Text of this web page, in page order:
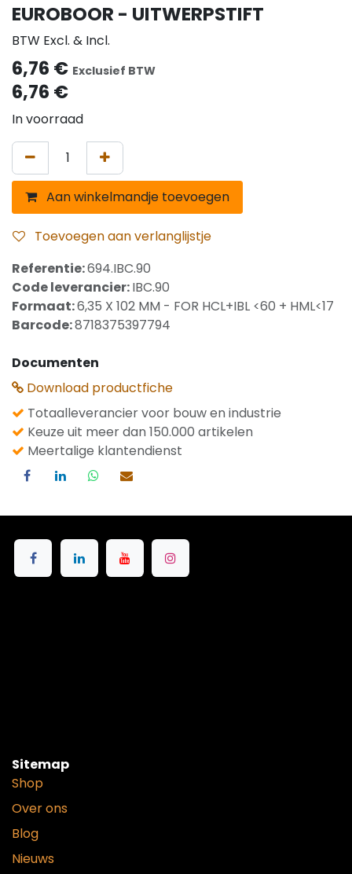
EUROBOOR - UITWERPSTIFT
BTW Excl. & Incl.
6,76 € Exclusief BTW
6,76 €
In voorraad
Aan winkelmandje toevoegen
Toevoegen aan verlanglijstje
Referentie:694.IBC.90
Code leverancier:IBC.90
Formaat:6,35 X 102 MM - FOR HCL+IBL <60 + HML<17
Barcode:8718375397794
Documenten
Download productfiche
Totaalleverancier voor bouw en industrie
Keuze uit meer dan 150.000 artikelen
Meertalige klantendienst
Sitemap
Shop
Over ons
Blog
Nieuws